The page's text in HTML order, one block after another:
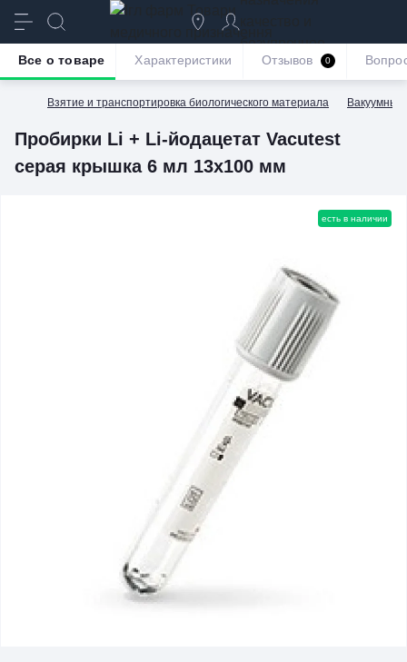
безупречное
обслуживание
Взятие и транспортировка биологического материала Вакуумные
Пробирки Li + Li-йодацетат Vacutest
серая крышка 6 мл 13х100 мм
Все о товаре Характеристики Отзывов 0
есть в наличии